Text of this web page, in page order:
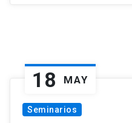
18 MAY
Seminarios